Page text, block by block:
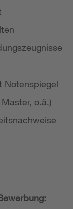
Notenspiegel
o.ä.)